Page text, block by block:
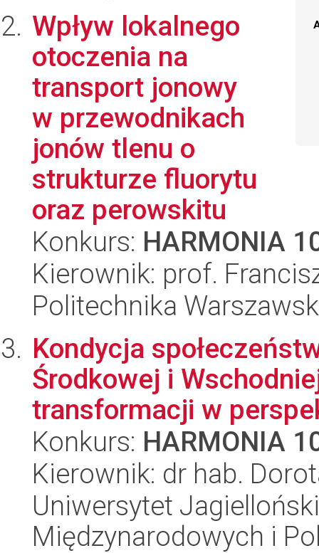
Wpływ lokalnego
otoczenia na
transport jonowy
w przewodnikach
jonów tlenu o
strukturze fluorytu
oraz perowskitu
Konkurs: HARMONIA
Kierownik: prof.
Politechnika
Kondycja
Środkowej i
transformacji w
Konkurs: HARMONIA
Kierownik: dr hab.
Uniwersytet
Międzynarodowych i